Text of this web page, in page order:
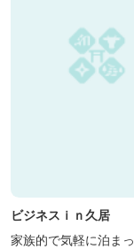
ビジネスｉｎ久居
家族的で気軽に泊ま